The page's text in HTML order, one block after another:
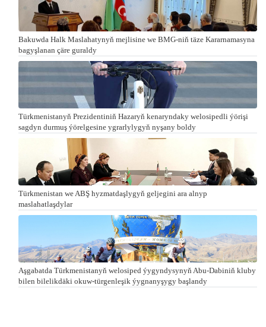
Bakuwda Halk Maslahatynyň mejlisine we BMG-niň täze Kararnamasyna
bagyşlanan çäre guraldy
Türkmenistanyň Prezidentiniň Hazaryň kenaryndaky welosipedli ýörişi
sagdyn durmuş ýörelgesine ygrarlylygyň nyşany boldy
Türkmenistan we ABŞ hyzmatdaşlygyň geljegini ara alnyp
maslahatlaşdylar
Aşgabatda Türkmenistanyň welosiped ýygyndysynyň Abu-Dabiniň kluby
bilen bilelikdäki okuw-türgenleşik ýygnanyşygy başlandy